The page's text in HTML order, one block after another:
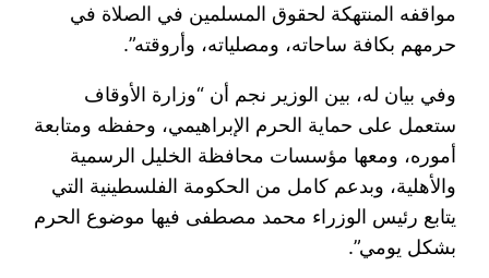
مواقفه المنتهكة لحقوق المسلمين في الصلاة في
حرمهم بكافة ساحاته، ومصلياته، وأروقته”.
وفي بيان له، بين الوزير نجم أن “وزارة الأوقاف
ستعمل على حماية الحرم الإبراهيمي، وحفظه ومتابعة
أموره، ومعها مؤسسات محافظة الخليل الرسمية
والأهلية، وبدعم كامل من الحكومة الفلسطينية التي
يتابع رئيس الوزراء محمد مصطفى فيها موضوع الحرم
بشكل يومي”.